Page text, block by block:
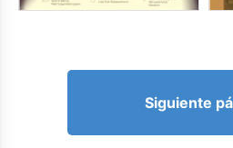
Siguiente